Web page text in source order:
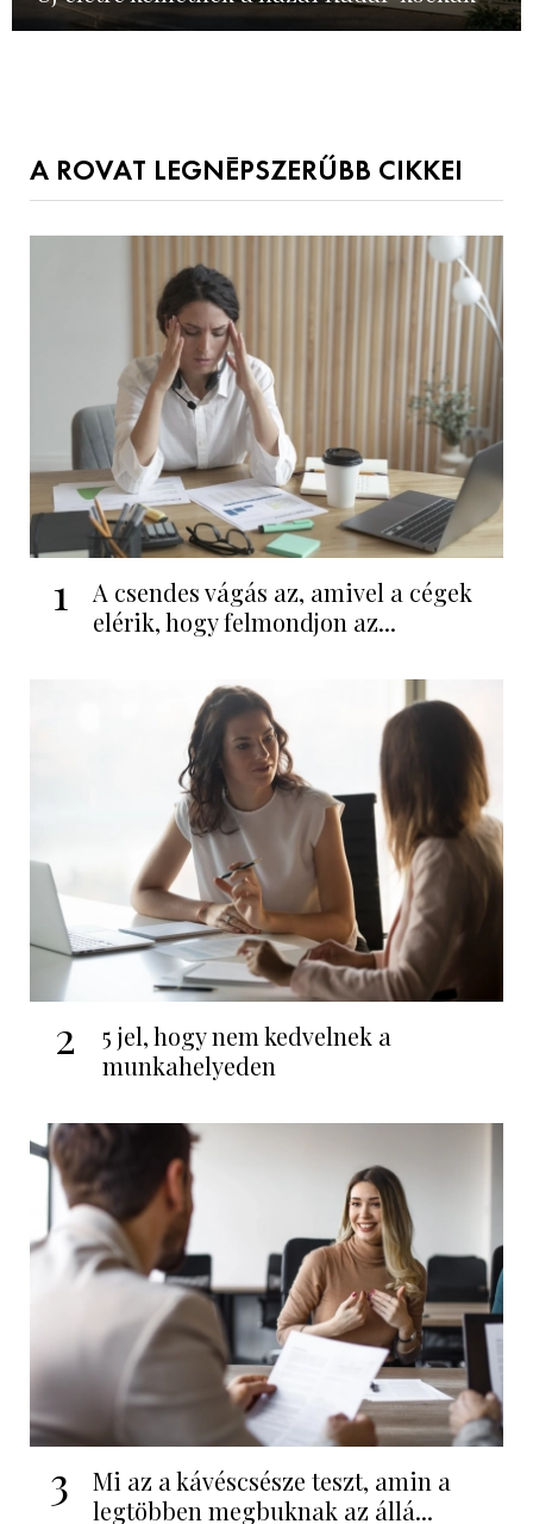
A ROVAT LEGNÉPSZERŰBB CIKKEI
1
A csendes vágás az, amivel a cégek
elérik, hogy felmondjon az...
2
5 jel, hogy nem kedvelnek a
munkahelyeden
3
Mi az a kávéscsésze teszt, amin a
legtöbben megbuknak az állá...